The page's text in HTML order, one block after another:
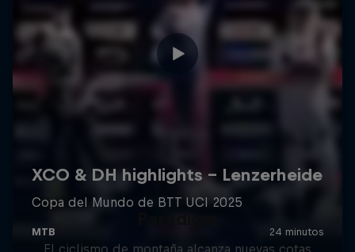
El ciclismo de montaña alcanza nuevas cotas